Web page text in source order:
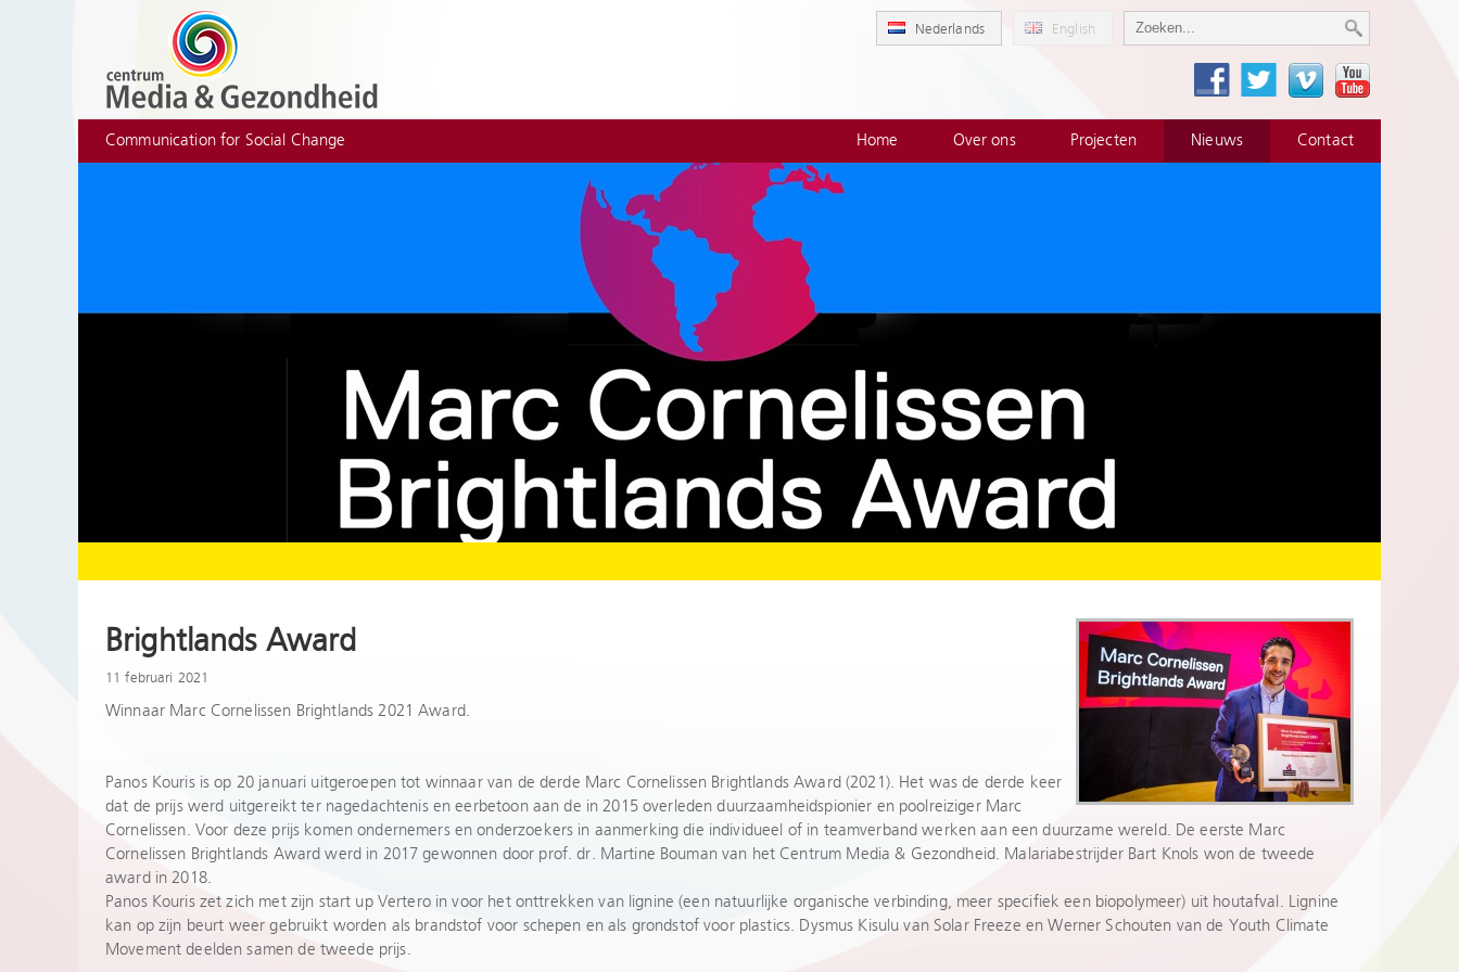
Communication for Social Change Home Over ons Projecten Nieuws Contact
Nederlands English
Brightlands Award
11 februari 2021
Winnaar Marc Cornelissen Brightlands 2021 Award.
Panos Kouris is op 20 januari uitgeroepen tot winnaar van de derde Marc Cornelissen Brightlands Award (2021). Het was de derde keer
dat de prijs werd uitgereikt ter nagedachtenis en eerbetoon aan de in 2015 overleden duurzaamheidspionier en poolreiziger Marc
Cornelissen. Voor deze prijs komen ondernemers en onderzoekers in aanmerking die individueel of in teamverband werken aan een duurzame wereld. De eerste Marc
Cornelissen Brightlands Award werd in 2017 gewonnen door prof. dr. Martine Bouman van het Centrum Media & Gezondheid. Malariabestrijder Bart Knols won de tweede
award in 2018.
Panos Kouris zet zich met zijn start up Vertero in voor het onttrekken van lignine (een natuurlijke organische verbinding, meer specifiek een biopolymeer) uit houtafval. Lignine
kan op zijn beurt weer gebruikt worden als brandstof voor schepen en als grondstof voor plastics. Dysmus Kisulu van Solar Freeze en Werner Schouten van de Youth Climate
Movement deelden samen de tweede prijs.